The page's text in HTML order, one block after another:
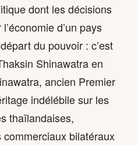
dont les décisions
d’un pays
du pouvoir : c’est
Shinawatra en
ancien Premier
indélébile sur les
thaïlandaises,
bilatéraux